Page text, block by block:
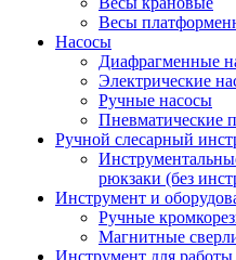
Весы
Насосы
Диафрагменные
Электрические
Ручные насосы
Пневматические
Ручной слесарный
рюкзаки (без
Инструмент и
Ручные
Магнитные
Инструмент для работы